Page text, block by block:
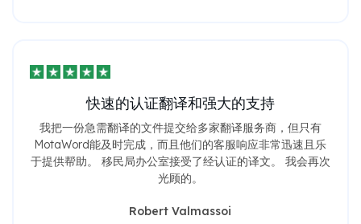
快速的认证翻译和强大的支持
我把一份急需翻译的文件提交给多家翻译服务商，但只有
MotaWord能及时完成，而且他们的客服响应非常迅速且乐
于提供帮助。 移民局办公室接受了经认证的译文。 我会再次
光顾的。
Robert Valmassoi